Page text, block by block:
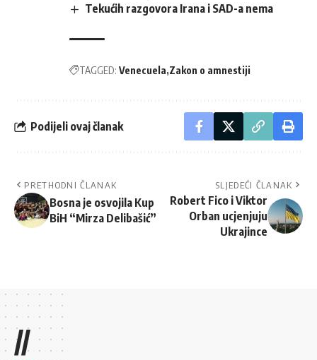
Tekućih razgovora Irana i SAD-a nema
TAGGED: Venecuela Zakon o amnestiji
Podijeli ovaj članak
PRETHODNI ČLANAK
Bosna je osvojila Kup
BiH “Mirza Delibašić”
SLJEDEĆI ČLANAK
Robert Fico i Viktor
Orban ucjenjuju
Ukrajince
//